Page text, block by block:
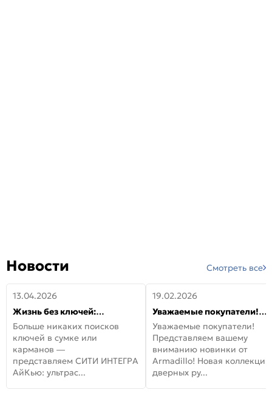
Новости Смотреть все
13.04.2026
Жизнь без ключей:
встречайте новую дверь
СИТИ ИНТЕГРА АйКью!
Больше никаких поисков
ключей в сумке или
карманов —
представляем СИТИ ИНТЕГРА
АйКью: ультрас...
19.02.2026
Уважаемые покупатели!
Представляем вашему
вниманию новинки от
Armadillo!
Уважаемые покупатели!
Представляем вашему
вниманию новинки от
Armadillo! Новая коллекция
дверных ру...